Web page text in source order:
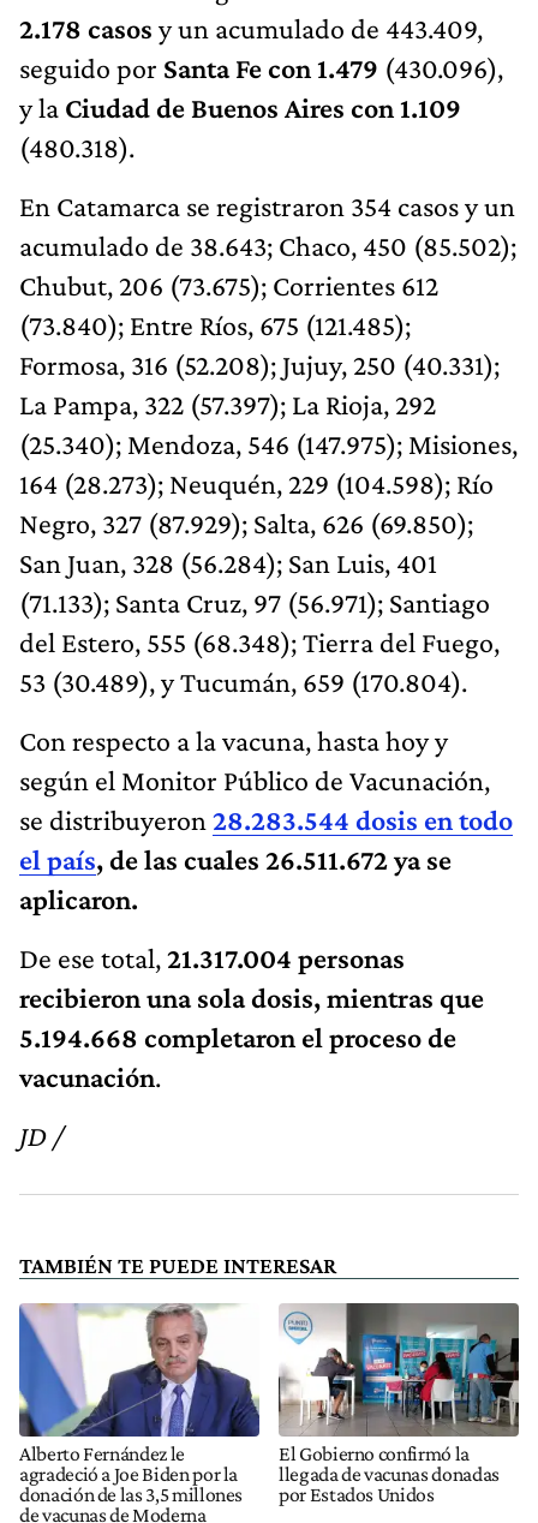
2.178 casos y un acumulado de 443.409,
seguido por Santa Fe con 1.479 (430.096),
y la Ciudad de Buenos Aires con 1.109
(480.318).
En Catamarca se registraron 354 casos y un
acumulado de 38.643; Chaco, 450 (85.502);
Chubut, 206 (73.675); Corrientes 612
(73.840); Entre Ríos, 675 (121.485);
Formosa, 316 (52.208); Jujuy, 250 (40.331);
La Pampa, 322 (57.397); La Rioja, 292
(25.340); Mendoza, 546 (147.975); Misiones,
164 (28.273); Neuquén, 229 (104.598); Río
Negro, 327 (87.929); Salta, 626 (69.850);
San Juan, 328 (56.284); San Luis, 401
(71.133); Santa Cruz, 97 (56.971); Santiago
del Estero, 555 (68.348); Tierra del Fuego,
53 (30.489), y Tucumán, 659 (170.804).
Con respecto a la vacuna, hasta hoy y
según el Monitor Público de Vacunación,
se distribuyeron 28.283.544 dosis en todo
el país, de las cuales 26.511.672 ya se
aplicaron.
De ese total,21.317.004 personas
recibieron una sola dosis, mientras que
5.194.668 completaron el proceso de
vacunación.
JD /
TAMBIÉN TE PUEDE INTERESAR
Alberto Fernández le
agradeció a Joe Biden por la
donación de las 3,5 millones
de vacunas de Moderna
El Gobierno confirmó la
llegada de vacunas donadas
por Estados Unidos